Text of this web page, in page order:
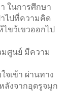
ในการศึกษา
ไปที่ความคิด
ขว้เขวออกไป
ศูนย์ มีความ
จเข้า ผ่านทาง
ลังจากอุดรูจมูก